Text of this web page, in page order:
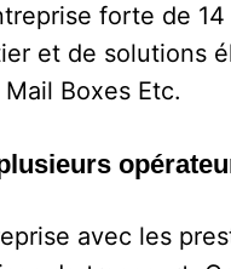
forte de
et de solutions
Boxes Etc.
avec les